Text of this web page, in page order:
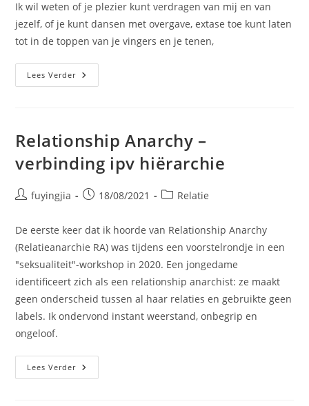
Ik wil weten of je plezier kunt verdragen van mij en van
jezelf, of je kunt dansen met overgave, extase toe kunt laten
tot in de toppen van je vingers en je tenen,
Lees Verder
Relationship Anarchy –
verbinding ipv hiërarchie
fuyingjia 18/08/2021 Relatie
De eerste keer dat ik hoorde van Relationship Anarchy
(Relatieanarchie RA) was tijdens een voorstelrondje in een
"seksualiteit"-workshop in 2020. Een jongedame
identificeert zich als een relationship anarchist: ze maakt
geen onderscheid tussen al haar relaties en gebruikte geen
labels. Ik ondervond instant weerstand, onbegrip en
ongeloof.
Lees Verder